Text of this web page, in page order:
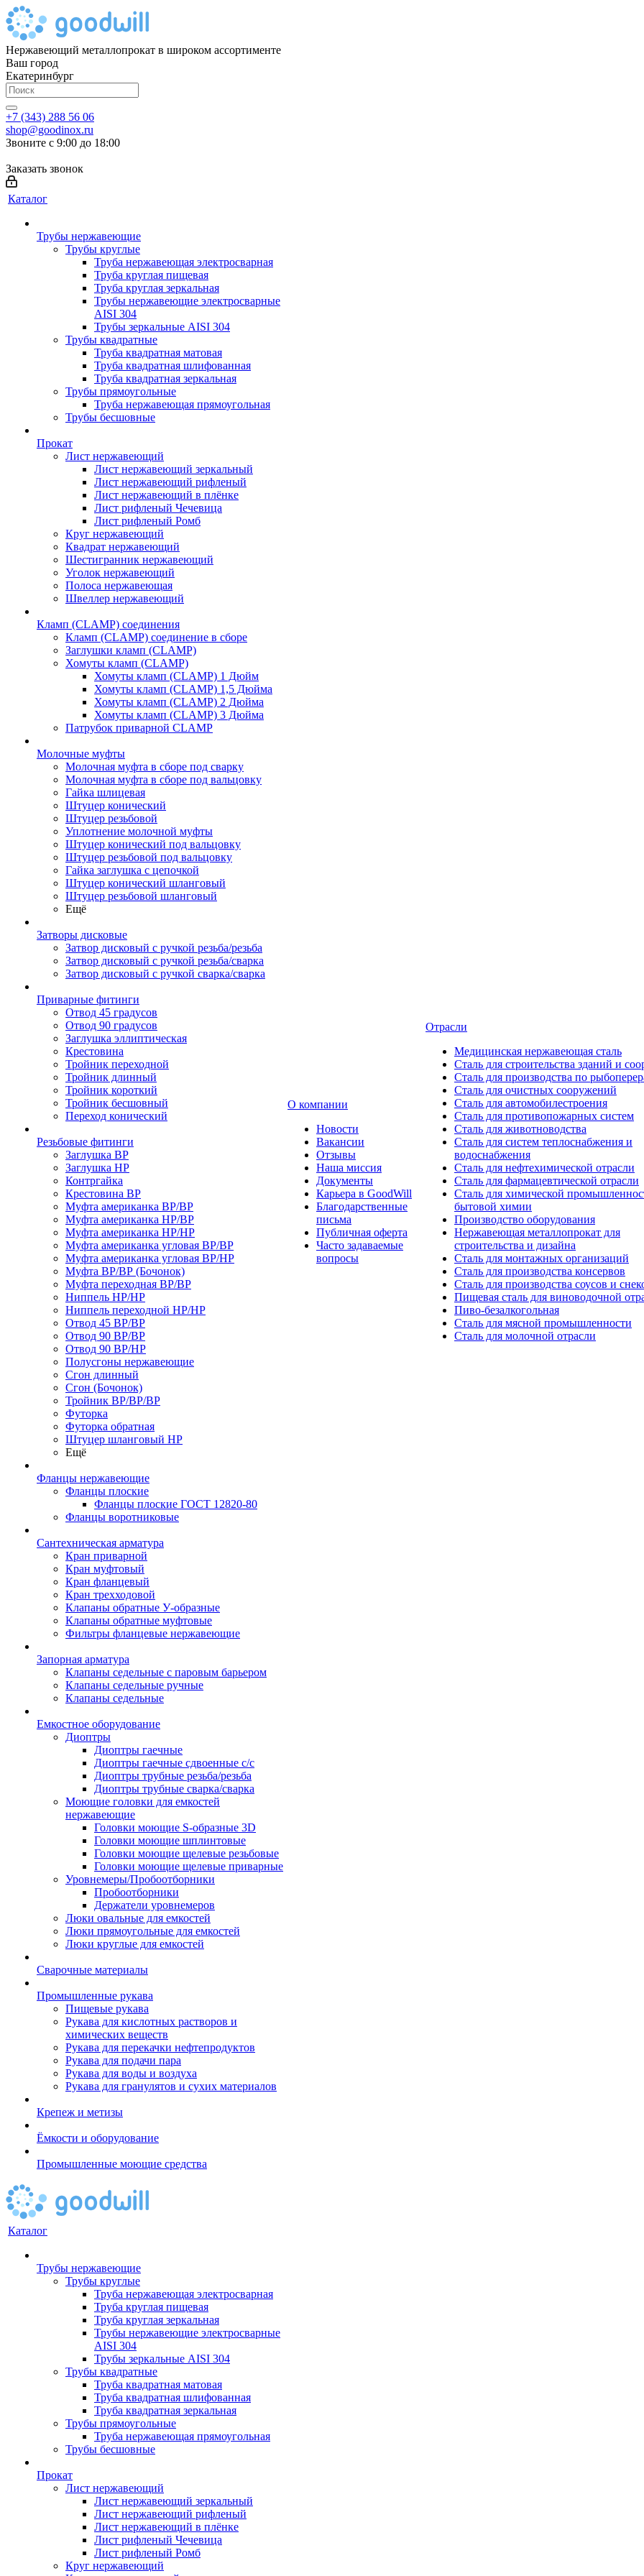
Нержавеющий металлопрокат в широком ассортименте
Ваш город
Екатеринбург
+7 (343) 288 56 06
shop@goodinox.ru
Звоните с 9:00 до 18:00
Заказать звонок
Каталог
Трубы нержавеющие
Трубы круглые
Труба нержавеющая электросварная
Труба круглая пищевая
Труба круглая зеркальная
Трубы нержавеющие электросварные
AISI 304
Трубы зеркальные AISI 304
Трубы квадратные
Труба квадратная матовая
Труба квадратная шлифованная
Труба квадратная зеркальная
Трубы прямоугольные
Труба нержавеющая прямоугольная
Трубы бесшовные
Прокат
Лист нержавеющий
Лист нержавеющий зеркальный
Лист нержавеющий рифленый
Лист нержавеющий в плёнке
Лист рифленый Чечевица
Лист рифленый Ромб
Круг нержавеющий
Квадрат нержавеющий
Шестигранник нержавеющий
Уголок нержавеющий
Полоса нержавеющая
Швеллер нержавеющий
Кламп (CLAMP) соединения
Кламп (CLAMP) соединение в сборе
Заглушки кламп (CLAMP)
Хомуты кламп (CLAMP)
Хомуты кламп (CLAMP) 1 Дюйм
Хомуты кламп (CLAMP) 1,5 Дюйма
Хомуты кламп (CLAMP) 2 Дюйма
Хомуты кламп (CLAMP) 3 Дюйма
Патрубок приварной CLAMP
Молочные муфты
Молочная муфта в сборе под сварку
Молочная муфта в сборе под вальцовку
Гайка шлицевая
Штуцер конический
Штуцер резьбовой
Уплотнение молочной муфты
Штуцер конический под вальцовку
Штуцер резьбовой под вальцовку
Гайка заглушка с цепочкой
Штуцер конический шланговый
Штуцер резьбовой шланговый
Ещё
Затворы дисковые
Затвор дисковый с ручкой резьба/резьба
Затвор дисковый с ручкой резьба/сварка
Затвор дисковый с ручкой сварка/сварка
Приварные фитинги
Отвод 45 градусов
Отвод 90 градусов
Заглушка эллиптическая
Крестовина
Тройник переходной
Тройник длинный
Тройник короткий
Тройник бесшовный
Переход конический
Резьбовые фитинги
Заглушка ВР
Заглушка НР
Контргайка
Крестовина ВР
Муфта американка ВР/ВР
Муфта американка НР/ВР
Муфта американка НР/НР
Муфта американка угловая ВР/ВР
Муфта американка угловая ВР/НР
Муфта ВР/ВР (Бочонок)
Муфта переходная ВР/ВР
Ниппель НР/НР
Ниппель переходной НР/НР
Отвод 45 ВР/ВР
Отвод 90 ВР/ВР
Отвод 90 ВР/НР
Полусгоны нержавеющие
Сгон длинный
Сгон (Бочонок)
Тройник ВР/ВР/ВР
Футорка
Футорка обратная
Штуцер шланговый НР
Ещё
Фланцы нержавеющие
Фланцы плоские
Фланцы плоские ГОСТ 12820-80
Фланцы воротниковые
Сантехническая арматура
Кран приварной
Кран муфтовый
Кран фланцевый
Кран трехходовой
Клапаны обратные У-образные
Клапаны обратные муфтовые
Фильтры фланцевые нержавеющие
Запорная арматура
Клапаны седельные с паровым барьером
Клапаны седельные ручные
Клапаны седельные
Емкостное оборудование
Диоптры
Диоптры гаечные
Диоптры гаечные сдвоенные c/c
Диоптры трубные резьба/резьба
Диоптры трубные сварка/сварка
Моющие головки для емкостей
нержавеющие
Головки моющие S-образные 3D
Головки моющие шплинтовые
Головки моющие щелевые резьбовые
Головки моющие щелевые приварные
Уровнемеры/Пробоотборники
Пробоотборники
Держатели уровнемеров
Люки овальные для емкостей
Люки прямоугольные для емкостей
Люки круглые для емкостей
Сварочные материалы
Промышленные рукава
Пищевые рукава
Рукава для кислотных растворов и
химических веществ
Рукава для перекачки нефтепродуктов
Рукава для подачи пара
Рукава для воды и воздуха
Рукава для гранулятов и сухих материалов
Крепеж и метизы
Ёмкости и оборудование
Промышленные моющие средства
О компании
Новости
Вакансии
Отзывы
Наша миссия
Документы
Карьера в GoodWill
Благодарственные
письма
Публичная оферта
Часто задаваемые
вопросы
Отрасли
Медицинcкая нержавеющая сталь
Сталь для строительства зданий и
Сталь для производства по
Сталь для очистных сооружений
Сталь для автомобилестроения
Сталь для противопожарных систем
Сталь для животноводства
Сталь для систем теплоснабжения и
водоснабжения
Сталь для нефтехимической отрасли
Сталь для фармацевтической отрасли
Сталь для химической
бытовой химии
Производство оборудования
Нержавеющая металлопрокат для
строительства и дизайна
Сталь для монтажных организаций
Сталь для производства консервов
Сталь для производства соусов и
Пищевая сталь для виноводочной
Пиво-безалкогольная
Сталь для мясной промышленности
Сталь для молочной отрасли
Каталог
Трубы нержавеющие
Трубы круглые
Труба нержавеющая электросварная
Труба круглая пищевая
Труба круглая зеркальная
Трубы нержавеющие электросварные
AISI 304
Трубы зеркальные AISI 304
Трубы квадратные
Труба квадратная матовая
Труба квадратная шлифованная
Труба квадратная зеркальная
Трубы прямоугольные
Труба нержавеющая прямоугольная
Трубы бесшовные
Прокат
Лист нержавеющий
Лист нержавеющий зеркальный
Лист нержавеющий рифленый
Лист нержавеющий в плёнке
Лист рифленый Чечевица
Лист рифленый Ромб
Круг нержавеющий